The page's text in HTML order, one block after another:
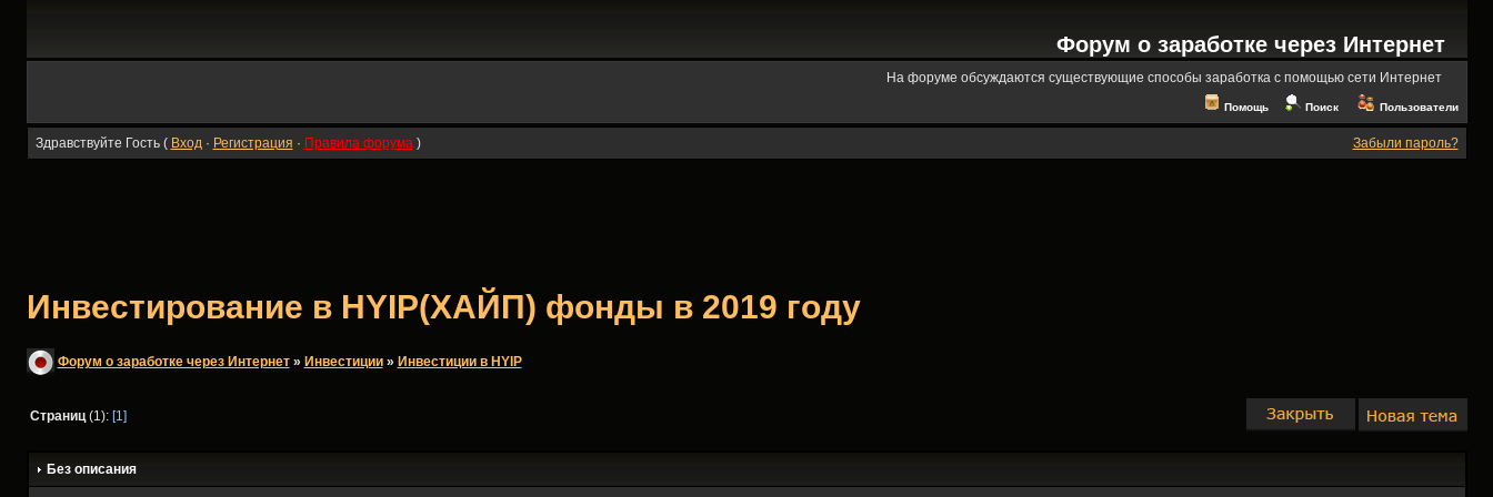
Форум о заработке через Интернет
На форуме обсуждаются существующие способы заработка с помощью сети Интернет
Помощь Поиск Пользователи
Здравствуйте Гость ( Вход· Регистрация · Правила форума) Забыли пароль?
Инвестирование в HYIP(ХАЙП) фонды в 2019 году
Форум о заработке через Интернет» Инвестиции» Инвестиции в HYIP
Страниц(1): [1]
Без описания